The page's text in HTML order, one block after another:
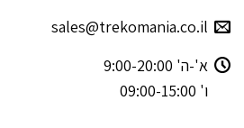
sales@trekomania.co.il
א'-ה' 9:00-20:00
ו' 09:00-15:00